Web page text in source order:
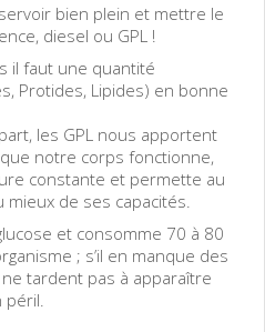
bien plein et mettre le
diesel ou GPL !
il faut une quantité
Protides, Lipides) en bonne
les GPL nous apportent
notre corps fonctionne,
constante et permette au
de ses capacités.
et consomme 70 à 80
; s’il en manque des
tardent pas à apparaître